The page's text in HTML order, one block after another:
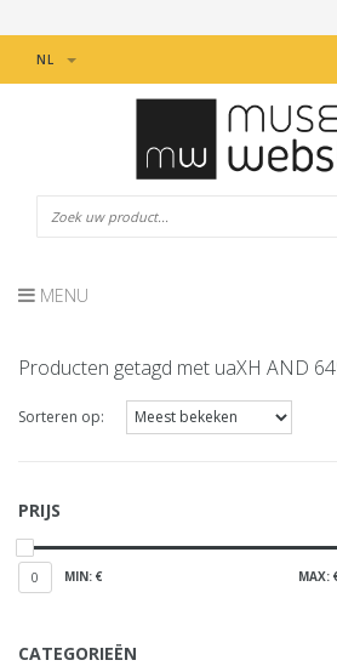
NL
MENU
Producten getagd met uaXH AND
Sorteren op:
PRIJS
0 MIN: € MAX:
CATEGORIEËN